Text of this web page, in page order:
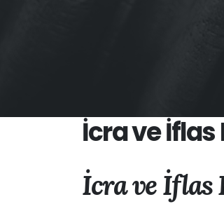
İcra ve
İcra ve İflas